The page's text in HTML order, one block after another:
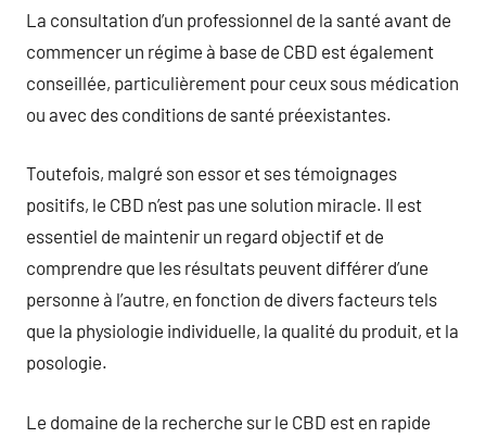
La consultation d’un professionnel de la santé avant de
commencer un régime à base de CBD est également
conseillée, particulièrement pour ceux sous médication
ou avec des conditions de santé préexistantes.
Toutefois, malgré son essor et ses témoignages
positifs, le CBD n’est pas une solution miracle. Il est
essentiel de maintenir un regard objectif et de
comprendre que les résultats peuvent différer d’une
personne à l’autre, en fonction de divers facteurs tels
que la physiologie individuelle, la qualité du produit, et la
posologie.
Le domaine de la recherche sur le CBD est en rapide